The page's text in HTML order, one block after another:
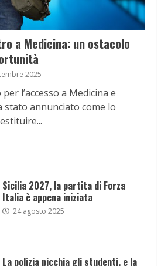
a Medicina: un ostacolo
2025
l’accesso a Medicina e
annunciato come lo
Sicilia 2027, la partita di Forza
Italia è appena iniziata
24 agosto 2025
La polizia picchia gli studenti, e la